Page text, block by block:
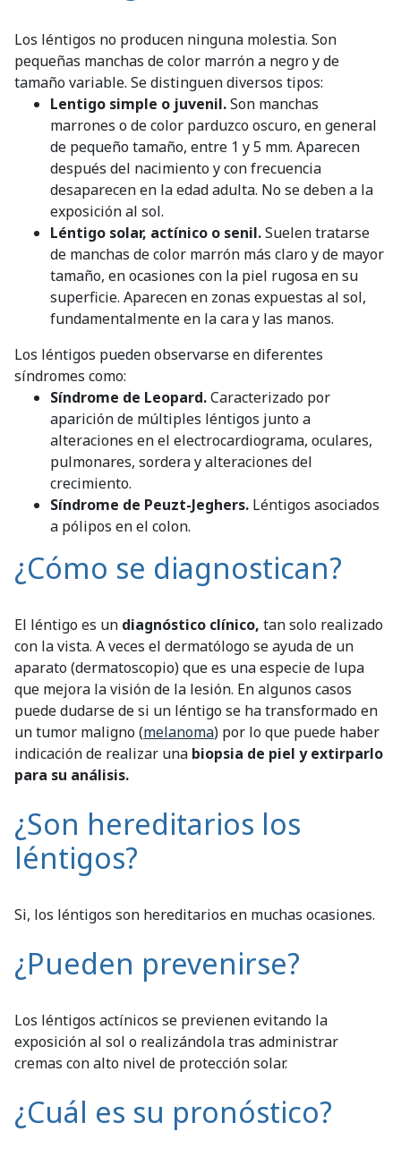
Los léntigos no producen ninguna molestia. Son
pequeñas manchas de color marrón a negro y de
tamaño variable. Se distinguen diversos tipos:
Lentigo simple o juvenil.Son manchas
marrones o de color parduzco oscuro, en general
de pequeño tamaño, entre 1 y 5 mm. Aparecen
después del nacimiento y con frecuencia
desaparecen en la edad adulta. No se deben a la
exposición al sol.
Léntigo solar, actínico o senil.Suelen tratarse
de manchas de color marrón más claro y de mayor
tamaño, en ocasiones con la piel rugosa en su
superficie. Aparecen en zonas expuestas al sol,
fundamentalmente en la cara y las manos.
Los léntigos pueden observarse en diferentes
síndromes como:
Síndrome de Leopard.Caracterizado por
aparición de múltiples léntigos junto a
alteraciones en el electrocardiograma, oculares,
pulmonares, sordera y alteraciones del
crecimiento.
Síndrome de Peuzt-Jeghers. Léntigos asociados
a pólipos en el colon.
¿Cómo se diagnostican?
El léntigo es un diagnóstico clínico, tan solo realizado
con la vista. A veces el dermatólogo se ayuda de un
aparato (dermatoscopio) que es una especie de lupa
que mejora la visión de la lesión. En algunos casos
puede dudarse de si un léntigo se ha transformado en
un tumor maligno (melanoma) por lo que puede haber
indicación de realizar una biopsia de piel y extirparlo
para su análisis.
¿Son hereditarios los
léntigos?
Si, los léntigos son hereditarios en muchas ocasiones.
¿Pueden prevenirse?
Los léntigos actínicos se previenen evitando la
exposición al sol o realizándola tras administrar
cremas con alto nivel de protección solar.
¿Cuál es su pronóstico?